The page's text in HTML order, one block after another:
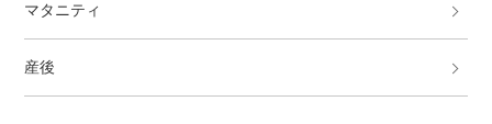
マタニティ
産後